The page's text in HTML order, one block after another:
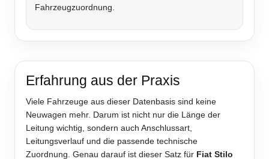
Fahrzeugzuordnung.
Erfahrung aus der Praxis
Viele Fahrzeuge aus dieser Datenbasis sind keine
Neuwagen mehr. Darum ist nicht nur die Länge der
Leitung wichtig, sondern auch Anschlussart,
Leitungsverlauf und die passende technische
Zuordnung. Genau darauf ist dieser Satz für Fiat Stilo